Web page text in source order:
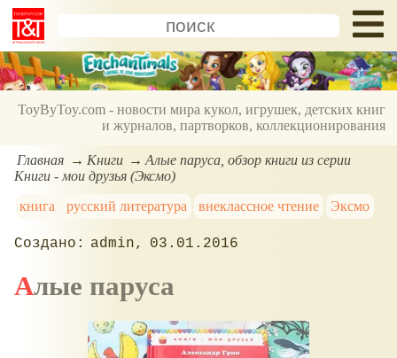
ToyByToy.com - новости мира кукол, игрушек, детских книг
и журналов, партворков, коллекционирования
Главная Книги
Алые паруса, обзор книги из серии
Книги - мои друзья (Эксмо)
книга
русский литература внеклассное чтение Эксмо
admin 03.01.2016
Алые паруса